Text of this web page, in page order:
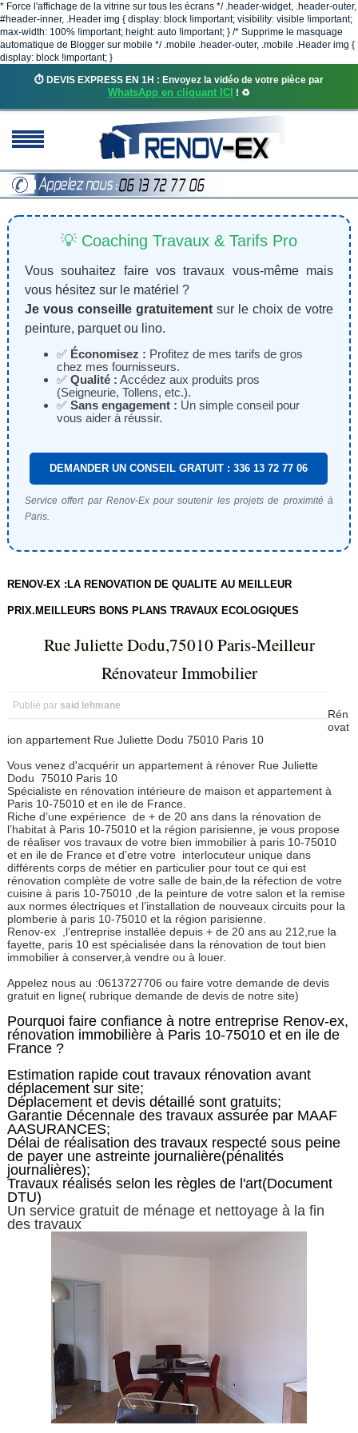
* Force l'affichage de la vitrine sur tous les écrans */ .header-widget, .header-outer,
#header-inner, .Header img { display: block !important; visibility: visible !important;
max-width: 100% !important; height: auto !important; } /* Supprime le masquage
automatique de Blogger sur mobile */ .mobile .header-outer, .mobile .Header img {
display: block !important; }
⏱️ DEVIS EXPRESS EN 1H : Envoyez la vidéo de votre pièce par
WhatsApp en cliquant ICI ! ♻️
💡 Coaching Travaux & Tarifs Pro
Vous souhaitez faire vos travaux vous-même mais
vous hésitez sur le matériel ?
Je vous conseille gratuitementsur le choix de votre
peinture, parquet ou lino.
✅ Économisez : Profitez de mes tarifs de gros
chez mes fournisseurs.
✅ Qualité : Accédez aux produits pros
(Seigneurie, Tollens, etc.).
✅ Sans engagement : Un simple conseil pour
vous aider à réussir.
DEMANDER UN CONSEIL GRATUIT : 336 13 72 77 06
Service offert par Renov-Ex pour soutenir les projets de proximité à
Paris.
RENOV-EX :LA RENOVATION DE QUALITE AU MEILLEUR
PRIX.MEILLEURS BONS PLANS TRAVAUX ECOLOGIQUES
Rue Juliette Dodu,75010 Paris-Meilleur
Rénovateur Immobilier
Publié par said lehmane
Rén
ovat
ion appartement Rue Juliette Dodu 75010 Paris 10
Vous venez d'acquérir un appartement à rénover Rue Juliette
Dodu 75010 Paris 10
Spécialiste en rénovation intérieure de maison et appartement à
Paris 10-75010 et en ile de France.
Riche d’une expérience de + de 20 ans dans la rénovation de
l’habitat à Paris 10-75010 et la région parisienne, je vous propose
de réaliser vos travaux de votre bien immobilier à paris 10-75010
et en ile de France et d’etre votre interlocuteur unique dans
différents corps de métier en particulier pour tout ce qui est
rénovation complète de votre salle de bain,de la réfection de votre
cuisine à paris 10-75010 ,de la peinture de votre salon et la remise
aux normes électriques et l’installation de nouveaux circuits pour la
plomberie à paris 10-75010 et la région parisienne.
Renov-ex
,l’entreprise installée depuis + de 20 ans au 212,rue la
fayette, paris 10 est spécialisée dans la rénovation de tout bien
immobilier à conserver,à vendre ou à louer.
Appelez nous au :0613727706 ou faire votre demande de devis
gratuit en ligne( rubrique demande de devis de notre site)
Pourquoi faire confiance à notre entreprise Renov-ex,
rénovation immobilière à Paris 10-75010 et en ile de
France ?
Estimation rapide cout travaux rénovation avant
déplacement sur site;
Déplacement et devis détaillé sont gratuits;
Garantie Décennale des travaux assurée par MAAF
AASURANCES;
Délai de réalisation des travaux respecté sous peine
de payer une astreinte journalière(pénalités
journalières);
Travaux réalisés selon les règles de l'art(Document
DTU)
Un service gratuit de ménage et nettoyage à la fin
des travaux